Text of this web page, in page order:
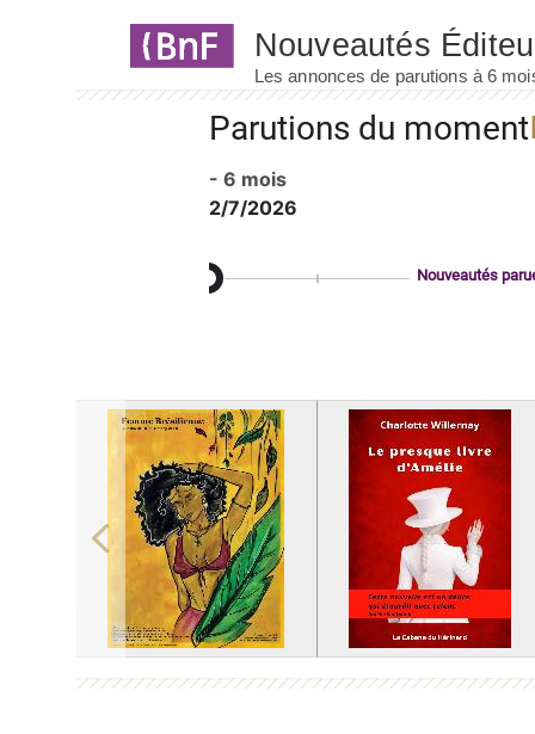
Parutions du moment
- 6 mois
2/7/2026
Nouveautés
Previous